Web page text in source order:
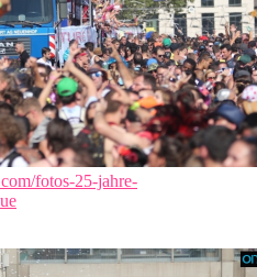
fotos-25-jahre-